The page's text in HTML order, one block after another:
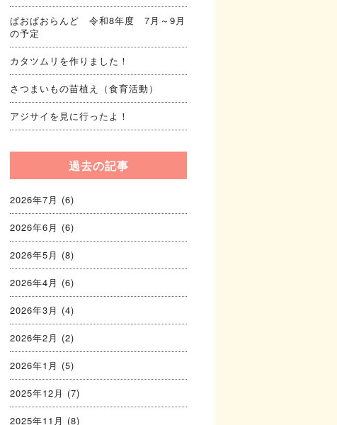
ぱおぱおらんど 令和8年度 7月～9月
の予定
カタツムリを作りました！
さつまいもの苗植え（食育活動）
アジサイを見に行ったよ！
過去の記事
2026年7月 (6)
2026年6月 (6)
2026年5月 (8)
2026年4月 (6)
2026年3月 (4)
2026年2月 (2)
2026年1月 (5)
2025年12月 (7)
2025年11月 (8)